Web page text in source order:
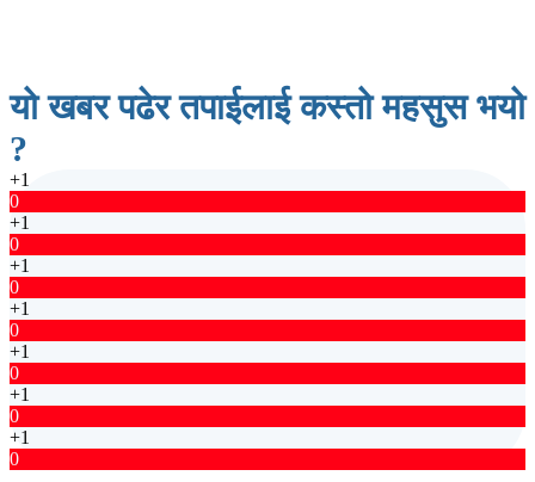
यो खबर पढेर तपाईलाई कस्तो महसुस भयो
?
+1
0
+1
0
+1
0
+1
0
+1
0
+1
0
+1
0